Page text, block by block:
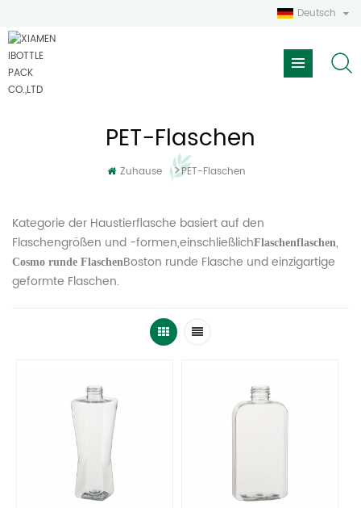
Deutsch
PET-Flaschen
Zuhause >PET-Flaschen
Kategorie der Haustierflasche basiert auf den
Flaschengrößen und -formen,einschließlichFlaschenflaschen,
Cosmo runde FlaschenBoston runde Flasche und einzigartige
geformte Flaschen.